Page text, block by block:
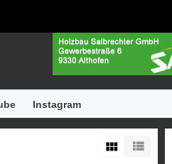
Instagram